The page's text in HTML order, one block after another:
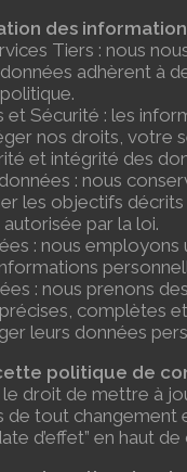
des
Tiers : nous
adhèrent à
et Sécurité : les
nos droits, votre
et intégrité des
: nous
les objectifs
par la loi.
: nous
: nous prenons
complètes
leurs données
politique de
droit de mettre à
de tout changement
d’effet” en haut